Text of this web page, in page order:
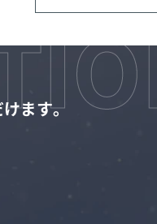
ます。